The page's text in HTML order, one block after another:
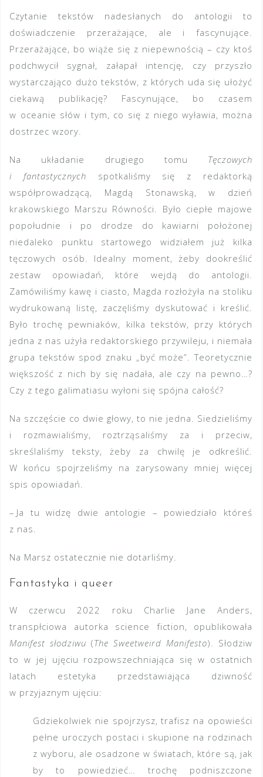
Czytanie tekstów nadesłanych do antologii to
doświadczenie przerażające, ale i fascynujące.
Przerażające, bo wiąże się z niepewnością – czy ktoś
podchwycił sygnał, załapał intencję, czy przyszło
wystarczająco dużo tekstów, z których uda się ułożyć
ciekawą publikację? Fascynujące, bo czasem
w oceanie słów i tym, co się z niego wyławia, można
dostrzec wzory.
Na układanie drugiego tomu Tęczowych
i fantastycznych spotkaliśmy się z redaktorką
współprowadzącą, Magdą Stonawską, w dzień
krakowskiego Marszu Równości. Było ciepłe majowe
popołudnie i po drodze do kawiarni położonej
niedaleko punktu startowego widziałem już kilka
tęczowych osób. Idealny moment, żeby dookreślić
zestaw opowiadań, które wejdą do antologii.
Zamówiliśmy kawę i ciasto, Magda rozłożyła na stoliku
wydrukowaną listę, zaczęliśmy dyskutować i kreślić.
Było trochę pewniaków, kilka tekstów, przy których
jedna z nas użyła redaktorskiego przywileju, i niemała
grupa tekstów spod znaku „być może”. Teoretycznie
większość z nich by się nadała, ale czy na pewno…?
Czy z tego galimatiasu wyłoni się spójna całość?
Na szczęście co dwie głowy, to nie jedna. Siedzieliśmy
i rozmawialiśmy, roztrząsaliśmy za i przeciw,
skreślaliśmy teksty, żeby za chwilę je odkreślić.
W końcu spojrzeliśmy na zarysowany mniej więcej
spis opowiadań.
– Ja tu widzę dwie antologie – powiedziało któreś
z nas.
Na Marsz ostatecznie nie dotarliśmy.
Fantastyka i queer
W czerwcu 2022 roku Charlie Jane Anders,
transpłciowa autorka science fiction, opublikowała
Manifest słodziwu (The Sweetweird Manifesto). Słodziw
to w jej ujęciu rozpowszechniająca się w ostatnich
latach estetyka przedstawiająca dziwność
w przyjaznym ujęciu:
Gdziekolwiek nie spojrzysz, trafisz na opowieści
pełne uroczych postaci i skupione na rodzinach
z wyboru, ale osadzone w światach, które są, jak
by to powiedzieć… trochę podniszczone